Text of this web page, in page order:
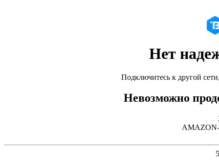
Нет
Подключитесь к другой
Невозможно
AMAZON-